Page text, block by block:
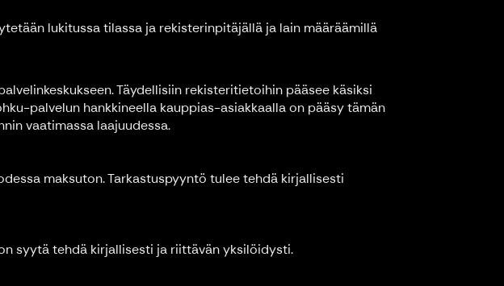
lukitussa tilassa ja rekisterinpitäjällä ja lain määräämillä
Täydellisiin rekisteritietoihin pääsee käsiksi
palvelun hankkineella kauppias-asiakkaalla on pääsy tämän
vaatimassa laajuudessa.
maksuton. Tarkastuspyyntö tulee tehdä kirjallisesti
syytä tehdä kirjallisesti ja riittävän yksilöidysti.